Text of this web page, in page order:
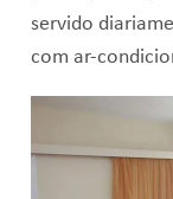
servido
com ar-